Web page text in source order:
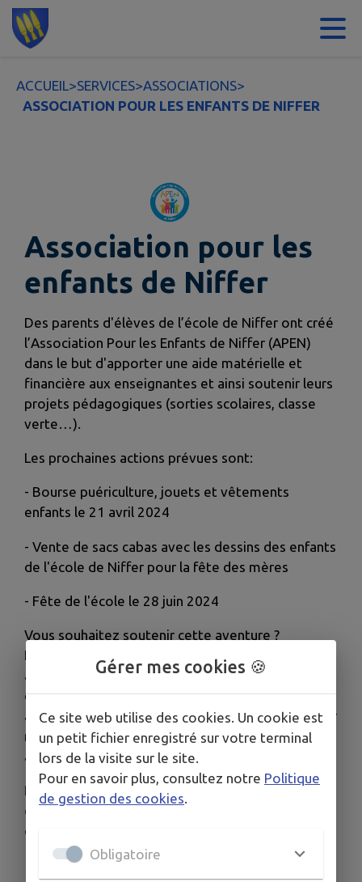
Contenu
ACCUEIL>SERVICES>ASSOCIATIONS>
ASSOCIATION POUR LES ENFANTS DE NIFFER
Association pour les
enfants de Niffer
Des parents d'élèves de l’école de Niffer ont créé
l’Association Pour les Enfants de Niffer (APEN)
dans le but d'apporter une aide matérielle et
financière aux enseignantes et ainsi soutenir leurs
projets pédagogiques (sorties scolaires, classe
verte…).
Les prochaines actions prévues sont:
- Bourse puériculture, jouets et vêtements
enfants le 21 avril 2024
- Vente de sacs cabas avec les dessins des enfants
de l'école de Niffer pour la fête des mères
- Fête de l'école le 28 juin 2024
Vous souhaitez soutenir cette aventure ?
N'hésitez pas à adhérer à l'association (5 euros
annuels par membre), même si vous n’avez pas
d’enfants scolarisés à l’école de Niffer. Si vous
avez un peu de temps à y consacrer, de l'aide pour
mener à bien les actions sera grandement
appréciée. Un grand merci !
Pour tout renseignement, n'hésitez pas à nous
contacter par mailapen.niffer@gmail.com
consulter notre page Facebook APEN Niffer (
Gérer mes cookies 🍪
Ce site web utilise des cookies. Un cookie est
un petit fichier enregistré sur votre terminal
lors de la visite sur le site.
Pour en savoir plus, consultez notre Politique
de gestion des cookies.
Obligatoire